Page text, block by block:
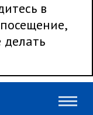
в